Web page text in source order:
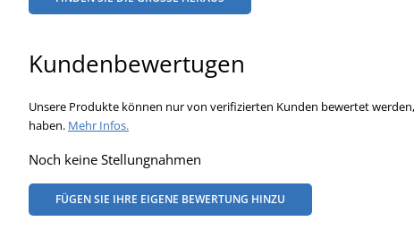
Kundenbewertugen
Unsere Produkte können nur von verifizierten Kunden bewertet
haben. Mehr Infos.
Noch keine Stellungnahmen
FÜGEN SIE IHRE EIGENE BEWERTUNG HINZU